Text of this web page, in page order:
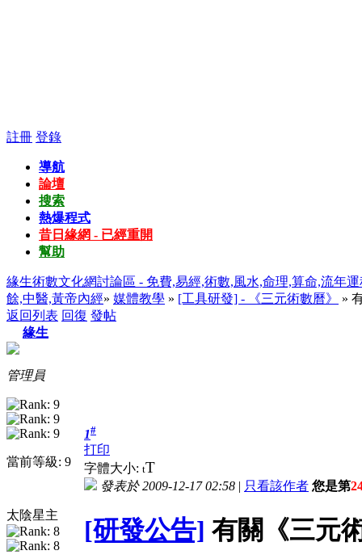
註冊 登錄
導航
論壇
搜索
熱爆程式
昔日緣網 - 已經重開
幫助
緣生術數文化網討論區 - 免費,易經,術數,風水,命理,算命,流年
餘,中醫,黃帝內經» 媒體教學 » [工具研發] - 《三元術數曆》
»
返回列表 回復 發帖
緣生
管理員
當前等級: 9
太陰星主
1#
打印
字體大小: tT
發表於 2009-12-17 02:58 | 只看該作者 您是第
[研發公告] 有關《三元